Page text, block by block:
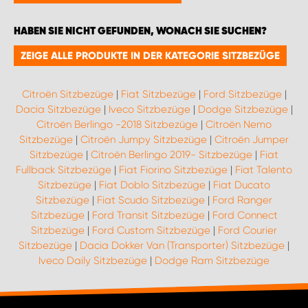
HABEN SIE NICHT GEFUNDEN, WONACH SIE SUCHEN?
ZEIGE ALLE PRODUKTE IN DER KATEGORIE SITZBEZÜGE
Citroën Sitzbezüge| Fiat Sitzbezüge| Ford Sitzbezüge|
Dacia Sitzbezüge| Iveco Sitzbezüge| Dodge Sitzbezüge|
Citroën Berlingo -2018 Sitzbezüge | Citroën Nemo
Sitzbezüge | Citroën Jumpy Sitzbezüge | Citroën Jumper
Sitzbezüge | Citroën Berlingo 2019- Sitzbezüge | Fiat
Fullback Sitzbezüge | Fiat Fiorino Sitzbezüge | Fiat Talento
Sitzbezüge | Fiat Doblo Sitzbezüge | Fiat Ducato
Sitzbezüge | Fiat Scudo Sitzbezüge | Ford Ranger
Sitzbezüge| Ford Transit Sitzbezüge| Ford Connect
Sitzbezüge | Ford Custom Sitzbezüge | Ford Courier
Sitzbezüge | Dacia Dokker Van (Transporter) Sitzbezüge |
Iveco Daily Sitzbezüge | Dodge Ram Sitzbezüge